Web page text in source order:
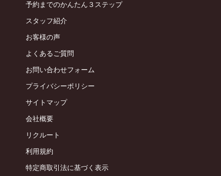
予約までのかんたん３ステップ
スタッフ紹介
お客様の声
よくあるご質問
お問い合わせフォーム
プライバシーポリシー
サイトマップ
会社概要
リクルート
利用規約
特定商取引法に基づく表示